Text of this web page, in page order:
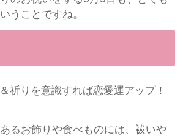
うことですね。
るお飾りや食べものには、祓いや